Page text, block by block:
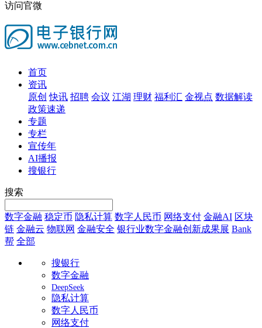
访问官微
首页
资讯
原创 快讯 招聘 会议 江湖 理财 福利汇 金视点 数据解读
政策速递
专题
专栏
宣传年
AI播报
搜银行
搜索
数字金融 稳定币 隐私计算 数字人民币 网络支付 金融AI 区块
链 金融云 物联网 金融安全 银行业数字金融创新成果展 Bank
帮 全部
搜银行
数字金融
DeepSeek
隐私计算
数字人民币
网络支付